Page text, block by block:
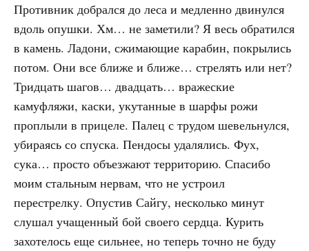
Противник добрался до леса и медленно двинулся
вдоль опушки. Хм… не заметили? Я весь обратился
в камень. Ладони, сжимающие карабин, покрылись
потом. Они все ближе и ближе… стрелять или нет?
Тридцать шагов… двадцать… вражеские
камуфляжи, каски, укутанные в шарфы рожи
проплыли в прицеле. Палец с трудом шевельнулся,
убираясь со спуска. Пендосы удалялись. Фух,
сука… просто объезжают территорию. Спасибо
моим стальным нервам, что не устроил
перестрелку. Опустив Сайгу, несколько минут
слушал учащенный бой своего сердца. Курить
захотелось еще сильнее, но теперь точно не буду